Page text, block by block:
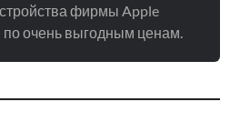
фирмы Apple
по очень выгодным ценам.